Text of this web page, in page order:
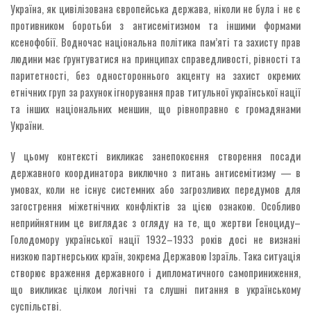
Україна, як цивілізована європейська держава, ніколи не була і не є
противником боротьби з антисемітизмом та іншими формами
ксенофобії. Водночас національна політика пам’яті та захисту прав
людини має ґрунтуватися на принципах справедливості, рівності та
паритетності, без одностороннього акценту на захист окремих
етнічних груп за рахунок ігнорування прав титульної української нації
та інших національних меншин, що рівноправно є громадянами
України.
У цьому контексті викликає занепокоєння створення посади
державного координатора виключно з питань антисемітизму — в
умовах, коли не існує системних або загрозливих передумов для
загострення міжетнічних конфліктів за цією ознакою. Особливо
неприйнятним це виглядає з огляду на те, що жертви Геноциду–
Голодомору української нації 1932–1933 років досі не визнані
низкою партнерських країн, зокрема Державою Ізраїль. Така ситуація
створює враження державного і дипломатичного самоприниження,
що викликає цілком логічні та слушні питання в українському
суспільстві.